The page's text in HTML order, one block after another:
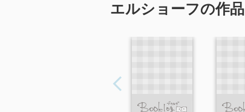
エルショーフの作品